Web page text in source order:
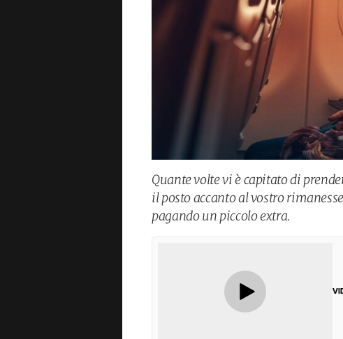
Quante volte vi è capitato di
il posto accanto al vostro
pagando un piccolo extra.